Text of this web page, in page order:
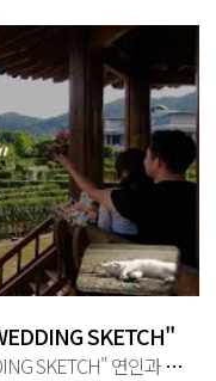
SKETCH"
이어길", "꽃잔디동산", "마이돈 테마공원", ...